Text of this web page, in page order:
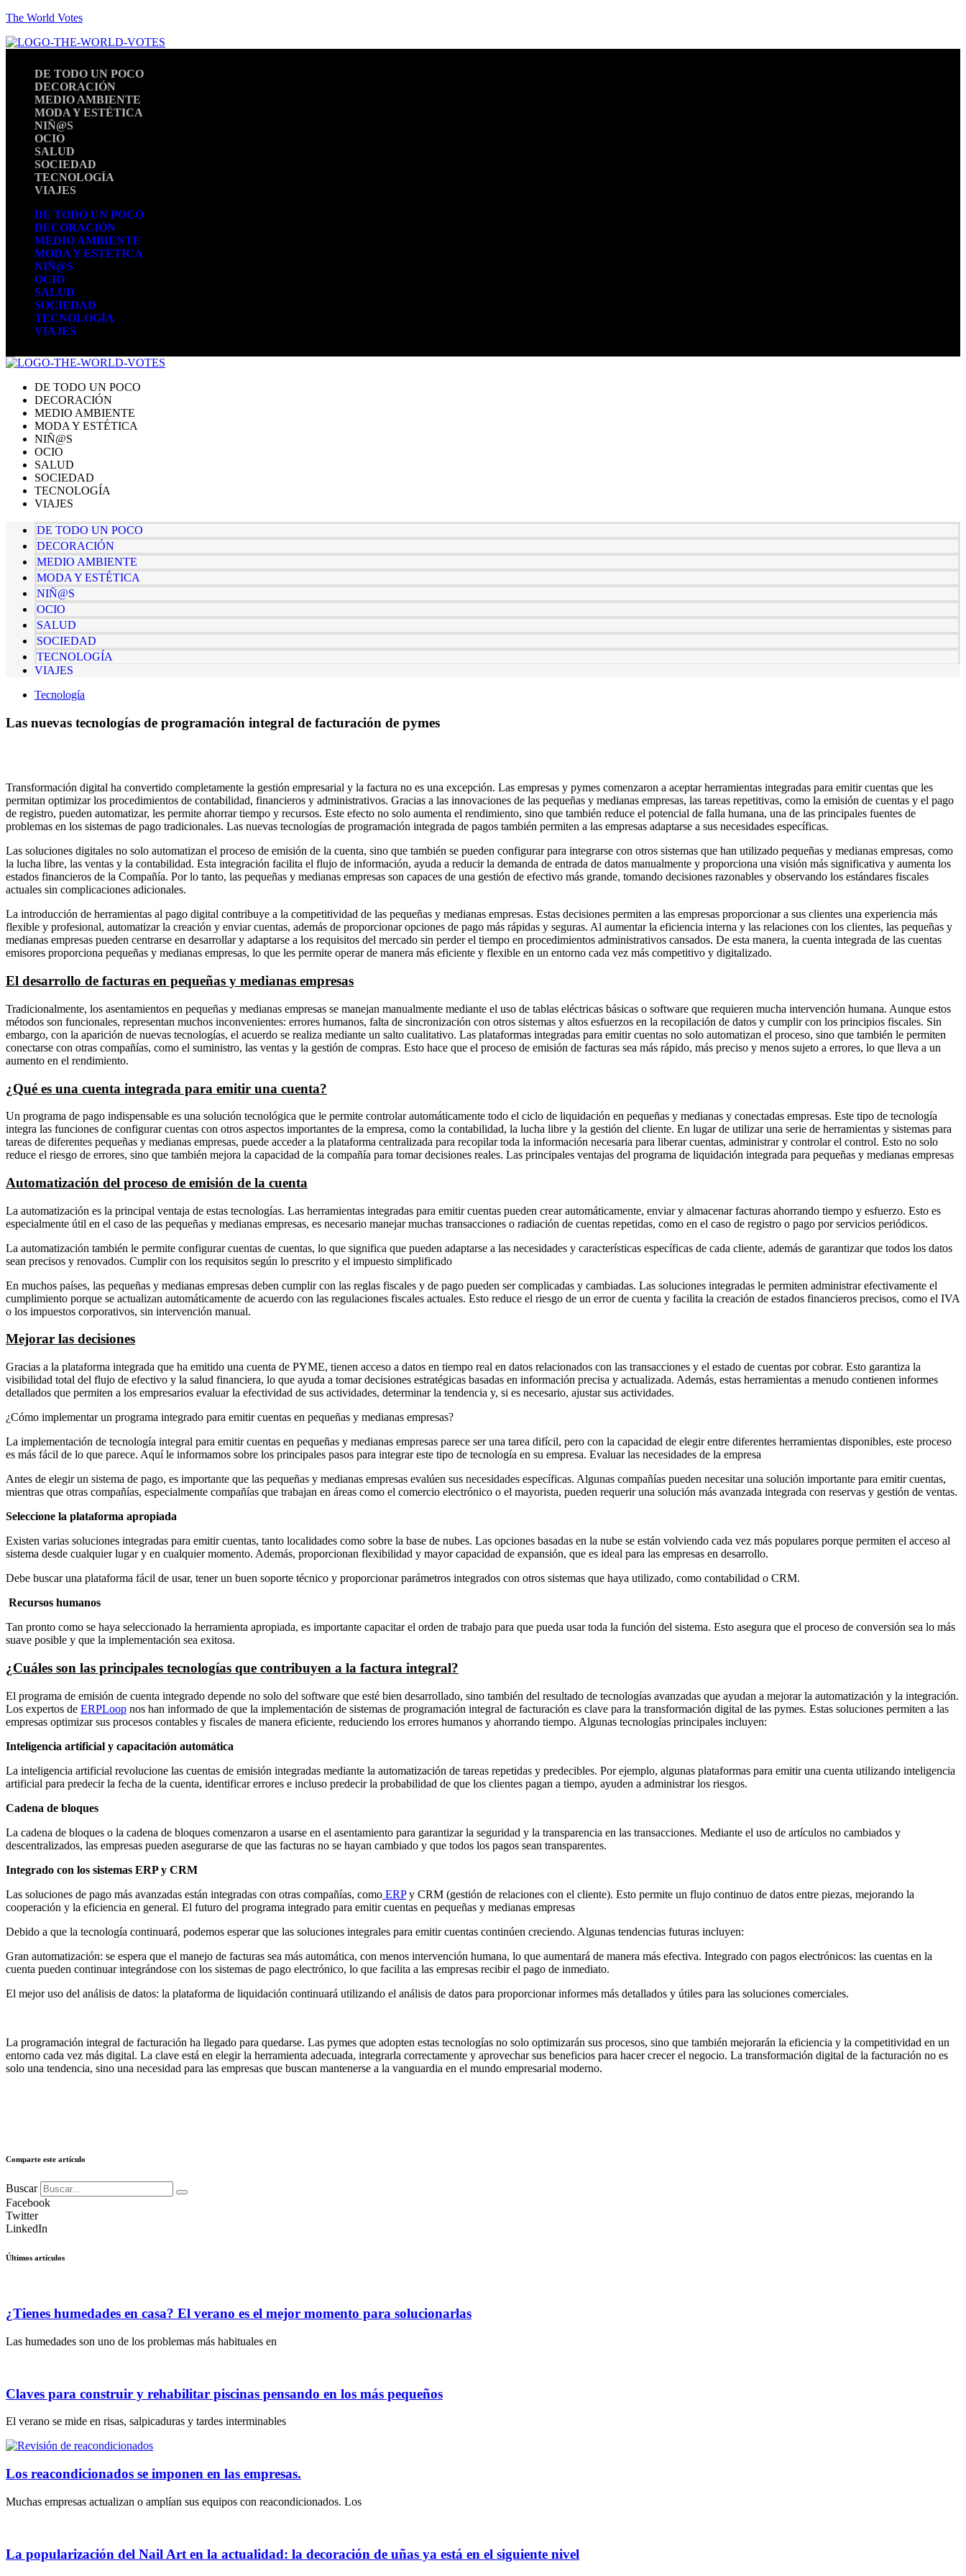
The World Votes
DE TODO UN POCO
DECORACIÓN
MEDIO AMBIENTE
MODA Y ESTÉTICA
NIÑ@S
OCIO
SALUD
SOCIEDAD
TECNOLOGÍA
VIAJES
DE TODO UN POCO
DECORACIÓN
MEDIO AMBIENTE
MODA Y ESTÉTICA
NIÑ@S
OCIO
SALUD
SOCIEDAD
TECNOLOGÍA
VIAJES
DE TODO UN POCO
DECORACIÓN
MEDIO AMBIENTE
MODA Y ESTÉTICA
NIÑ@S
OCIO
SALUD
SOCIEDAD
TECNOLOGÍA
VIAJES
DE TODO UN POCO
DECORACIÓN
MEDIO AMBIENTE
MODA Y ESTÉTICA
NIÑ@S
OCIO
SALUD
SOCIEDAD
TECNOLOGÍA
VIAJES
Tecnología
Las nuevas tecnologías de programación integral de facturación de pymes
Transformación digital ha convertido completamente la gestión empresarial y la factura no es una excepción. Las empresas y pymes comenzaron a aceptar herramientas integradas para emitir cuentas que les
permitan optimizar los procedimientos de contabilidad, financieros y administrativos. Gracias a las innovaciones de las pequeñas y medianas empresas, las tareas repetitivas, como la emisión de cuentas y el pago
de registro, pueden automatizar, les permite ahorrar tiempo y recursos. Este efecto no solo aumenta el rendimiento, sino que también reduce el potencial de falla humana, una de las principales fuentes de
problemas en los sistemas de pago tradicionales. Las nuevas tecnologías de programación integrada de pagos también permiten a las empresas adaptarse a sus necesidades específicas.
Las soluciones digitales no solo automatizan el proceso de emisión de la cuenta, sino que también se pueden configurar para integrarse con otros sistemas que han utilizado pequeñas y medianas empresas, como
la lucha libre, las ventas y la contabilidad. Esta integración facilita el flujo de información, ayuda a reducir la demanda de entrada de datos manualmente y proporciona una visión más significativa y aumenta los
estados financieros de la Compañía. Por lo tanto, las pequeñas y medianas empresas son capaces de una gestión de efectivo más grande, tomando decisiones razonables y observando los estándares fiscales
actuales sin complicaciones adicionales.
La introducción de herramientas al pago digital contribuye a la competitividad de las pequeñas y medianas empresas. Estas decisiones permiten a las empresas proporcionar a sus clientes una experiencia más
flexible y profesional, automatizar la creación y enviar cuentas, además de proporcionar opciones de pago más rápidas y seguras. Al aumentar la eficiencia interna y las relaciones con los clientes, las pequeñas y
medianas empresas pueden centrarse en desarrollar y adaptarse a los requisitos del mercado sin perder el tiempo en procedimientos administrativos cansados. De esta manera, la cuenta integrada de las cuentas
emisores proporciona pequeñas y medianas empresas, lo que les permite operar de manera más eficiente y flexible en un entorno cada vez más competitivo y digitalizado.
El desarrollo de facturas en pequeñas y medianas empresas
Tradicionalmente, los asentamientos en pequeñas y medianas empresas se manejan manualmente mediante el uso de tablas eléctricas básicas o software que requieren mucha intervención humana. Aunque estos
métodos son funcionales, representan muchos inconvenientes: errores humanos, falta de sincronización con otros sistemas y altos esfuerzos en la recopilación de datos y cumplir con los principios fiscales. Sin
embargo, con la aparición de nuevas tecnologías, el acuerdo se realiza mediante un salto cualitativo. Las plataformas integradas para emitir cuentas no solo automatizan el proceso, sino que también le permiten
conectarse con otras compañías, como el suministro, las ventas y la gestión de compras. Esto hace que el proceso de emisión de facturas sea más rápido, más preciso y menos sujeto a errores, lo que lleva a un
aumento en el rendimiento.
¿Qué es una cuenta integrada para emitir una cuenta?
Un programa de pago indispensable es una solución tecnológica que le permite controlar automáticamente todo el ciclo de liquidación en pequeñas y medianas y conectadas empresas. Este tipo de tecnología
integra las funciones de configurar cuentas con otros aspectos importantes de la empresa, como la contabilidad, la lucha libre y la gestión del cliente. En lugar de utilizar una serie de herramientas y sistemas para
tareas de diferentes pequeñas y medianas empresas, puede acceder a la plataforma centralizada para recopilar toda la información necesaria para liberar cuentas, administrar y controlar el control. Esto no solo
reduce el riesgo de errores, sino que también mejora la capacidad de la compañía para tomar decisiones reales. Las principales ventajas del programa de liquidación integrada para pequeñas y medianas empresas
Automatización del proceso de emisión de la cuenta
La automatización es la principal ventaja de estas tecnologías. Las herramientas integradas para emitir cuentas pueden crear automáticamente, enviar y almacenar facturas ahorrando tiempo y esfuerzo. Esto es
especialmente útil en el caso de las pequeñas y medianas empresas, es necesario manejar muchas transacciones o radiación de cuentas repetidas, como en el caso de registro o pago por servicios periódicos.
La automatización también le permite configurar cuentas de cuentas, lo que significa que pueden adaptarse a las necesidades y características específicas de cada cliente, además de garantizar que todos los datos
sean precisos y renovados. Cumplir con los requisitos según lo prescrito y el impuesto simplificado
En muchos países, las pequeñas y medianas empresas deben cumplir con las reglas fiscales y de pago pueden ser complicadas y cambiadas. Las soluciones integradas le permiten administrar efectivamente el
cumplimiento porque se actualizan automáticamente de acuerdo con las regulaciones fiscales actuales. Esto reduce el riesgo de un error de cuenta y facilita la creación de estados financieros precisos, como el IVA
o los impuestos corporativos, sin intervención manual.
Mejorar las decisiones
Gracias a la plataforma integrada que ha emitido una cuenta de PYME, tienen acceso a datos en tiempo real en datos relacionados con las transacciones y el estado de cuentas por cobrar. Esto garantiza la
visibilidad total del flujo de efectivo y la salud financiera, lo que ayuda a tomar decisiones estratégicas basadas en información precisa y actualizada. Además, estas herramientas a menudo contienen informes
detallados que permiten a los empresarios evaluar la efectividad de sus actividades, determinar la tendencia y, si es necesario, ajustar sus actividades.
¿Cómo implementar un programa integrado para emitir cuentas en pequeñas y medianas empresas?
La implementación de tecnología integral para emitir cuentas en pequeñas y medianas empresas parece ser una tarea difícil, pero con la capacidad de elegir entre diferentes herramientas disponibles, este proceso
es más fácil de lo que parece. Aquí le informamos sobre los principales pasos para integrar este tipo de tecnología en su empresa. Evaluar las necesidades de la empresa
Antes de elegir un sistema de pago, es importante que las pequeñas y medianas empresas evalúen sus necesidades específicas. Algunas compañías pueden necesitar una solución importante para emitir cuentas,
mientras que otras compañías, especialmente compañías que trabajan en áreas como el comercio electrónico o el mayorista, pueden requerir una solución más avanzada integrada con reservas y gestión de ventas.
Seleccione la plataforma apropiada
Existen varias soluciones integradas para emitir cuentas, tanto localidades como sobre la base de nubes. Las opciones basadas en la nube se están volviendo cada vez más populares porque permiten el acceso al
sistema desde cualquier lugar y en cualquier momento. Además, proporcionan flexibilidad y mayor capacidad de expansión, que es ideal para las empresas en desarrollo.
Debe buscar una plataforma fácil de usar, tener un buen soporte técnico y proporcionar parámetros integrados con otros sistemas que haya utilizado, como contabilidad o CRM.
Recursos humanos
Tan pronto como se haya seleccionado la herramienta apropiada, es importante capacitar el orden de trabajo para que pueda usar toda la función del sistema. Esto asegura que el proceso de conversión sea lo más
suave posible y que la implementación sea exitosa.
¿Cuáles son las principales tecnologías que contribuyen a la factura integral?
El programa de emisión de cuenta integrado depende no solo del software que esté bien desarrollado, sino también del resultado de tecnologías avanzadas que ayudan a mejorar la automatización y la integración.
Los expertos de ERPLoop nos han informado de que la implementación de sistemas de programación integral de facturación es clave para la transformación digital de las pymes. Estas soluciones permiten a las
empresas optimizar sus procesos contables y fiscales de manera eficiente, reduciendo los errores humanos y ahorrando tiempo. Algunas tecnologías principales incluyen:
Inteligencia artificial y capacitación automática
La inteligencia artificial revolucione las cuentas de emisión integradas mediante la automatización de tareas repetidas y predecibles. Por ejemplo, algunas plataformas para emitir una cuenta utilizando inteligencia
artificial para predecir la fecha de la cuenta, identificar errores e incluso predecir la probabilidad de que los clientes pagan a tiempo, ayuden a administrar los riesgos.
Cadena de bloques
La cadena de bloques o la cadena de bloques comenzaron a usarse en el asentamiento para garantizar la seguridad y la transparencia en las transacciones. Mediante el uso de artículos no cambiados y
descentralizados, las empresas pueden asegurarse de que las facturas no se hayan cambiado y que todos los pagos sean transparentes.
Integrado con los sistemas ERP y CRM
Las soluciones de pago más avanzadas están integradas con otras compañías, como ERPy CRM (gestión de relaciones con el cliente). Esto permite un flujo continuo de datos entre piezas, mejorando la
cooperación y la eficiencia en general. El futuro del programa integrado para emitir cuentas en pequeñas y medianas empresas
Debido a que la tecnología continuará, podemos esperar que las soluciones integrales para emitir cuentas continúen creciendo. Algunas tendencias futuras incluyen:
Gran automatización: se espera que el manejo de facturas sea más automática, con menos intervención humana, lo que aumentará de manera más efectiva. Integrado con pagos electrónicos: las cuentas en la
cuenta pueden continuar integrándose con los sistemas de pago electrónico, lo que facilita a las empresas recibir el pago de inmediato.
El mejor uso del análisis de datos: la plataforma de liquidación continuará utilizando el análisis de datos para proporcionar informes más detallados y útiles para las soluciones comerciales.
La programación integral de facturación ha llegado para quedarse. Las pymes que adopten estas tecnologías no solo optimizarán sus procesos, sino que también mejorarán la eficiencia y la competitividad en un
entorno cada vez más digital. La clave está en elegir la herramienta adecuada, integrarla correctamente y aprovechar sus beneficios para hacer crecer el negocio. La transformación digital de la facturación no es
solo una tendencia, sino una necesidad para las empresas que buscan mantenerse a la vanguardia en el mundo empresarial moderno.
Comparte este artículo
Buscar
Facebook
Twitter
LinkedIn
Últimos artículos
¿Tienes humedades en casa? El verano es el mejor momento para solucionarlas
Las humedades son uno de los problemas más habituales en
Claves para construir y rehabilitar piscinas pensando en los más pequeños
El verano se mide en risas, salpicaduras y tardes interminables
Los reacondicionados se imponen en las empresas.
Muchas empresas actualizan o amplían sus equipos con reacondicionados. Los
La popularización del Nail Art en la actualidad: la decoración de uñas ya está en el siguiente nivel